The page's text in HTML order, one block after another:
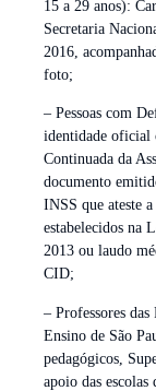
15 a 29 anos):
Secretaria
2016,
foto;
– Pessoas com
identidade oficial
Continuada da
documento
INSS que ateste
estabelecidos na
2013 ou laudo
CID;
– Professores
Ensino de São
pedagógicos,
apoio das escolas